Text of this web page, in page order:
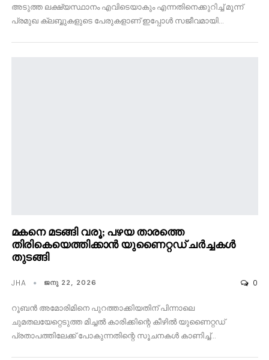
അടുത്ത ലക്ഷ്യസ്ഥാനം എവിടെയാകും എന്നതിനെക്കുറിച്ച് മൂന്ന്
പ്രമുഖ ക്ലബ്ബുകളുടെ പേരുകളാണ് ഇപ്പോൾ സജീവമായി…
മകനെ മടങ്ങി വരൂ; പഴയ താരത്തെ
തിരികെയെത്തിക്കാൻ യുണൈറ്റഡ് ചർച്ചകൾ
തുടങ്ങി
JHA ജനു 22, 2026 0
റൂബൻ അമോരിമിനെ പുറത്താക്കിയതിന് പിന്നാലെ
ചുമതലയേറ്റെടുത്ത മിച്ചൽ കാരിക്കിന്റെ കീഴിൽ യുണൈറ്റഡ്
പ്രതാപത്തിലേക്ക് പോകുന്നതിന്റെ സൂചനകൾ കാണിച്ച്…